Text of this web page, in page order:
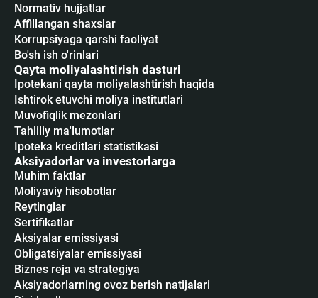
Normativ hujjatlar
Affillangan shaxslar
Korrupsiyaga qarshi faoliyat
Bo'sh ish o'rinlari
Qayta moliyalashtirish dasturi
Ipotekani qayta moliyalashtirish haqida
Ishtirok etuvchi moliya institutlari
Muvofiqlik mezonlari
Tahliliy ma'lumotlar
Ipoteka kreditlari statistikasi
Aksiyadorlar va investorlarga
Muhim faktlar
Moliyaviy hisobotlar
Reytinglar
Sertifikatlar
Аksiyalar emissiyasi
Obligatsiyalar emissiyasi
Biznes reja va strategiya
Aksiyadorlarning ovoz berish natijalari